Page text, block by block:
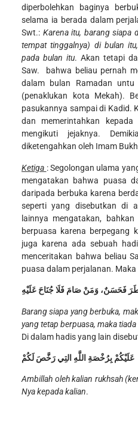
diperbolehkan baginya
selama ia berada dalam
Swt.: Karena itu, barang siapa
tempat tinggalnya) di bulan
pada bulan itu. Akan tetapi
Saw. bahwa beliau pernah
dalam bulan Ramadan
(penaklukan kota Mekah).
pasukannya sampai di Kadid.
dan memerintahkan
mengikuti jejaknya.
diketengahkan oleh Imam
Ketiga : Segolongan ulama
mengatakan bahwa puasa
daripada berbuka karena
seperti yang disebutkan di
lainnya mengatakan,
berpuasa karena berpegang
juga karena ada sebuah
menceritakan bahwa beliau
puasa dalam perjalanan.
فَحَسَنٌ، وَمَنْ صَامَ فَلَا جُنَاحَ عَلَيْهِ
Barang siapa yang berbuka,
yang tetap berpuasa, maka
Di dalam hadis yang lain
عَلَيْكُمْ بِرُخْصَةِ اللَّهِ التِي رَخَّصَ لَكُمْ
Ambillah oleh kalian rukhsah
Nya kepada kalian.